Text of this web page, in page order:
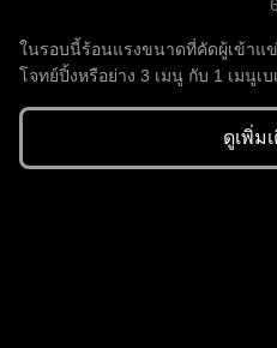
ในรอบนี้ร้อนแรงขนาดที่คัดผู้เข้าแ
โจทย์ปิ้งหรือย่าง 3 เมนู กับ 1 เมนูเบ
ดูเพิ่ม